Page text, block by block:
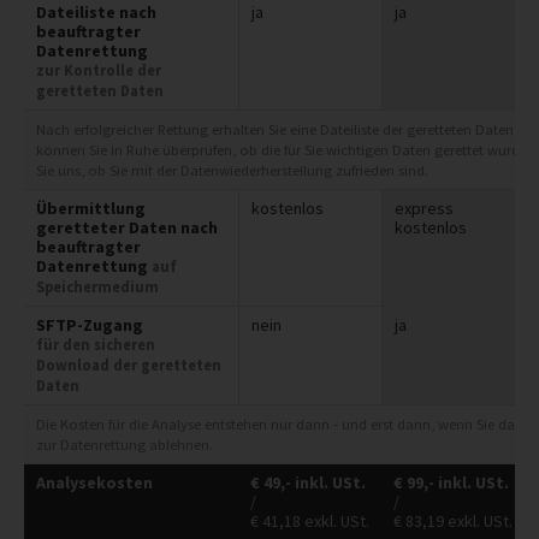
Dateiliste nach
beauftragter
Datenrettung
zur Kontrolle der
geretteten Daten
ja ja
Übermittlung
geretteter Daten nach
beauftragter
Datenrettung auf
Speichermedium
kostenlos
express
kostenlos
SFTP-Zugang
für den sicheren
Download der geretteten
Daten
nein ja
Analysekosten € 49,- inkl. USt.
/
€ 41,18 exkl. USt.
€ 99,- inkl. USt.
/
€ 83,19 exkl. USt.